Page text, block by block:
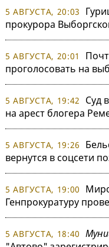
5 АВГУСТА, 20:03
прокурора
5 АВГУСТА, 20:01
проголосовать на
5 АВГУСТА, 19:42
Суд
на арест блогера
5 АВГУСТА, 19:26
вернутся в соцсети
5 АВГУСТА, 19:00
Генпрокуратуру
5 АВГУСТА, 18:40